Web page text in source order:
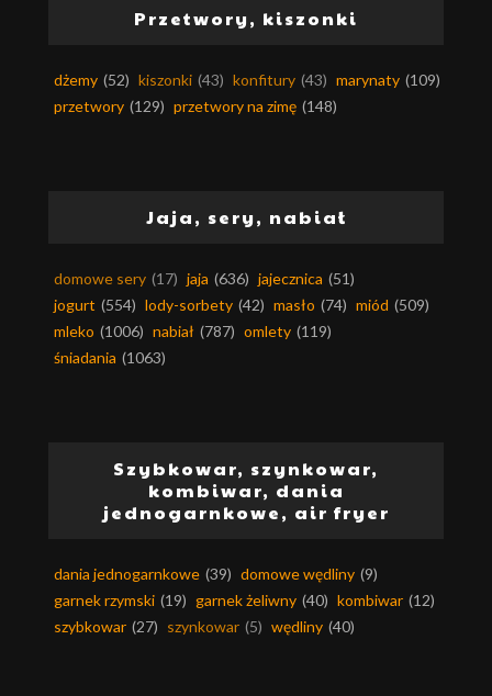
Przetwory, kiszonki
dżemy (52) kiszonki (43) konfitury (43) marynaty (109)
przetwory (129) przetwory na zimę (148)
Jaja, sery, nabiał
domowe sery (17) jaja (636) jajecznica (51)
jogurt (554) lody-sorbety (42) masło (74) miód (509)
mleko (1006) nabiał (787) omlety (119)
śniadania (1063)
Szybkowar, szynkowar,
kombiwar, dania
jednogarnkowe, air fryer
dania jednogarnkowe (39) domowe wędliny (9)
garnek rzymski (19) garnek żeliwny (40) kombiwar (12)
szybkowar (27) szynkowar (5) wędliny (40)